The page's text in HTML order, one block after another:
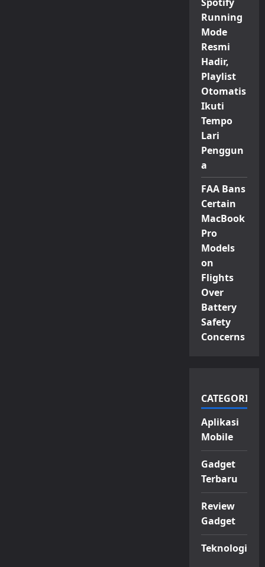
Running
Mode
Resmi
Hadir,
Playlist
Otomatis
Ikuti
Tempo
Lari
Penggun
a
FAA Bans
Certain
MacBook
Pro
Models
on
Flights
Over
Battery
Safety
Concerns
CATEGORIES
Aplikasi
Mobile
Gadget
Terbaru
Review
Gadget
Teknologi